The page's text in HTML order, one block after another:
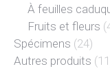
À feuilles
Fruits et fleurs
Spécimens (24)
Autres produits